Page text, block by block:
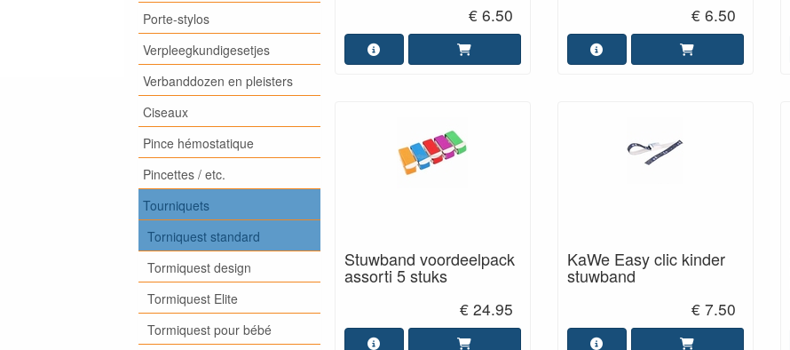
Porte-stylos
Verpleegkundigesetjes
Verbanddozen en pleisters
Ciseaux
Pince hémostatique
Pincettes / etc.
Tourniquets
Torniquest standard
Tormiquest design
Tormiquest Elite
Tormiquest pour bébé
€ 6.50 € 6.50
Stuwband voordeelpack
assorti 5 stuks
€ 24.95
KaWe Easy clic kinder
stuwband
€ 7.50